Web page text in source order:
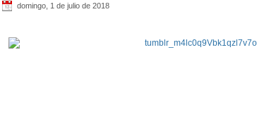
domingo, 1 de julio de 2018